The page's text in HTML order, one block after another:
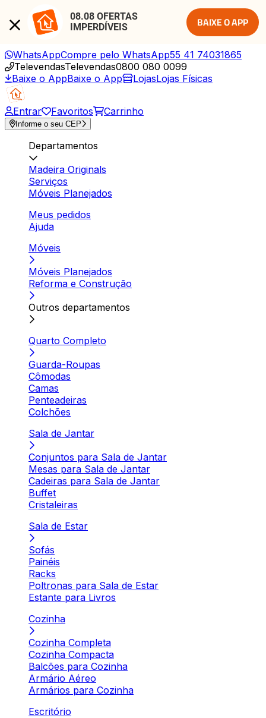
08.08 OFERTAS
IMPERDÍVEIS
BAIXE O APP
WhatsAppCompre pelo WhatsApp55 41 74031865
TelevendasTelevendas0800 080 0099
Baixe o AppBaixe o App LojasLojas Físicas
Entrar Favoritos Carrinho
Informe o seu CEP
Departamentos
Madeira Originals
Serviços
Móveis Planejados
Meus pedidos
Ajuda
Móveis
Móveis Planejados
Reforma e Construção
Outros departamentos
Quarto Completo
Guarda-Roupas
Cômodas
Camas
Penteadeiras
Colchões
Sala de Jantar
Conjuntos para Sala de Jantar
Mesas para Sala de Jantar
Cadeiras para Sala de Jantar
Buffet
Cristaleiras
Sala de Estar
Sofás
Painéis
Racks
Poltronas para Sala de Estar
Estante para Livros
Cozinha
Cozinha Completa
Cozinha Compacta
Balcões para Cozinha
Armário Aéreo
Armários para Cozinha
Escritório